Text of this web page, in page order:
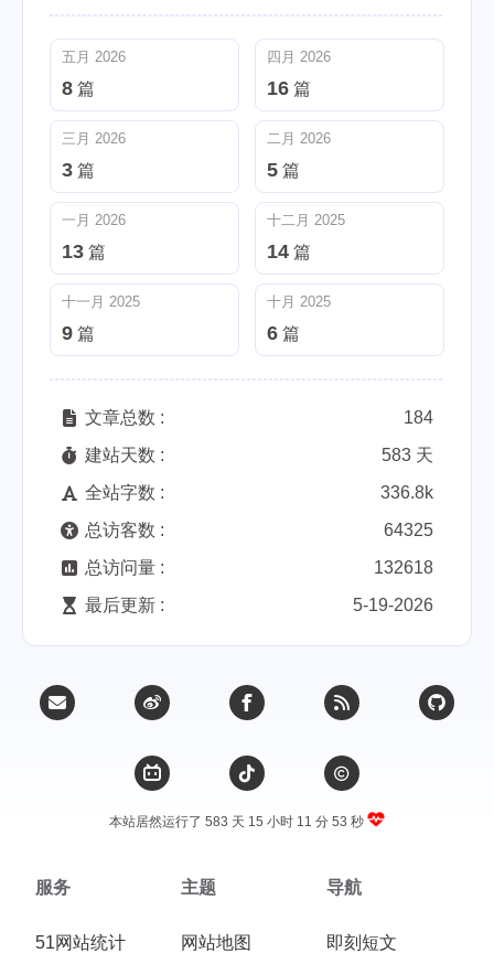
五月 2026
8 篇
四月 2026
16 篇
三月 2026
3 篇
二月 2026
5 篇
一月 2026
13 篇
十二月 2025
14 篇
十一月 2025
9 篇
十月 2025
6 篇
文章总数 :
184
建站天数 :
583 天
全站字数 :
336.8k
总访客数 :
64325
总访问量 :
132618
最后更新 :
5-19-2026
本站居然运行了 583 天 15 小时 11 分 54 秒
服务
51网站统计
主题
网站地图
导航
即刻短文